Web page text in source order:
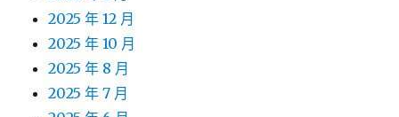
2025 年 12 月
2025 年 10 月
2025 年 8 月
2025 年 7 月